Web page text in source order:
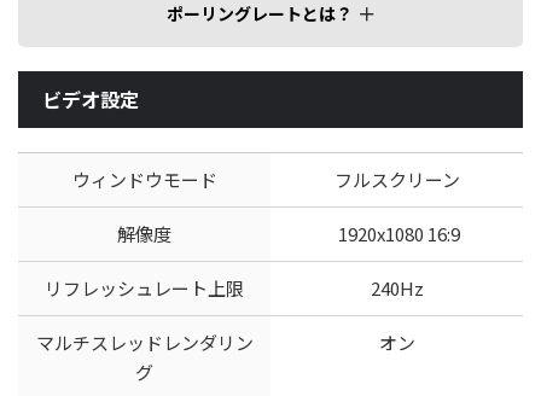
ポーリングレートとは？
ビデオ設定
ウィンドウモード フルスクリーン
解像度 1920x1080 16:9
リフレッシュレート上限 240Hz
マルチスレッドレンダリン
グ
オン